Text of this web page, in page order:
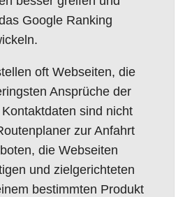
Google Ranking
oft Webseiten, die
Ansprüche der
sind nicht
zur Anfahrt
die Webseiten
und zielgerichteten
bestimmten Produkt